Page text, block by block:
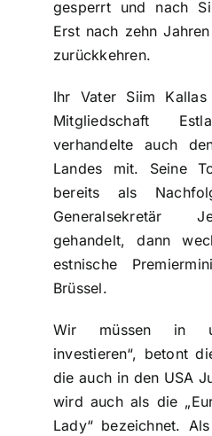
gesperrt und nach
Erst nach zehn
zurückkehren.
Ihr Vater Siim
Mitgliedschaft
verhandelte auch
Landes mit. Seine
bereits als
Generalsekretär
gehandelt, dann
estnische
Brüssel.
Wir müssen in
investieren“, betont
die auch in den USA
wird auch als die
Lady“ bezeichnet.